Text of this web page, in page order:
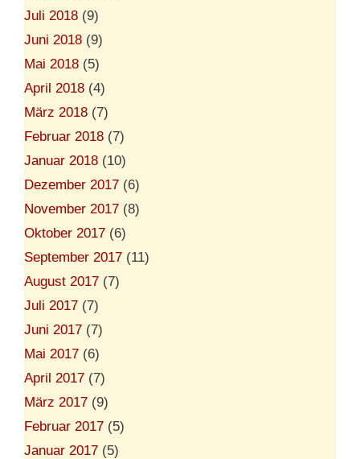
Juli 2018 (9)
Juni 2018 (9)
Mai 2018 (5)
April 2018 (4)
März 2018 (7)
Februar 2018 (7)
Januar 2018 (10)
Dezember 2017 (6)
November 2017 (8)
Oktober 2017 (6)
September 2017 (11)
August 2017 (7)
Juli 2017 (7)
Juni 2017 (7)
Mai 2017 (6)
April 2017 (7)
März 2017 (9)
Februar 2017 (5)
Januar 2017 (5)